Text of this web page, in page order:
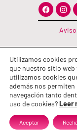
F
a
c
o
k
I
n
s
t
a
r
a
m
© 2026 Grupo
Utilizamos cookies
que nuestro sitio
utilizamos cookies
además nos
navegación tanto
uso de cookies?Leer
Aceptar